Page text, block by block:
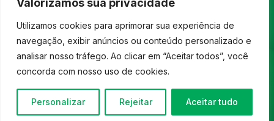
Valorizamos sua privacidade
Utilizamos cookies para aprimorar sua experiência de
navegação, exibir anúncios ou conteúdo personalizado e
analisar nosso tráfego. Ao clicar em “Aceitar todos”, você
concorda com nosso uso de cookies.
Personalizar Rejeitar Aceitar tudo
LOCALIZAÇÃO